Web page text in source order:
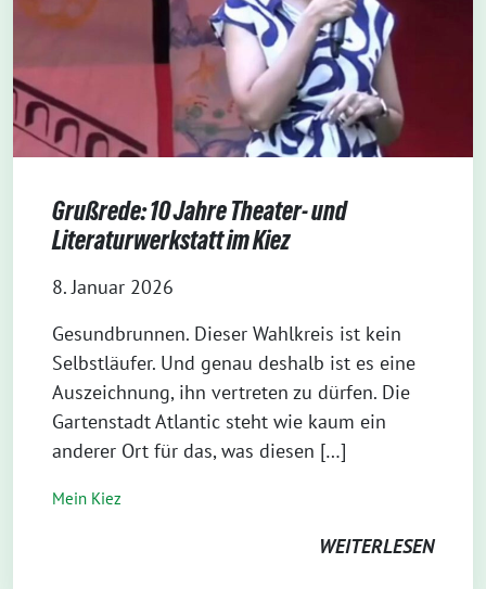
Grußrede: 10 Jahre Theater- und
Literaturwerkstatt im Kiez
8. Januar 2026
Gesundbrunnen. Dieser Wahlkreis ist kein
Selbstläufer. Und genau deshalb ist es eine
Auszeichnung, ihn vertreten zu dürfen. Die
Gartenstadt Atlantic steht wie kaum ein
anderer Ort für das, was diesen […]
Mein Kiez
WEITERLESEN